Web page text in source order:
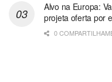
Alvo na Europa:
projeta oferta por
0